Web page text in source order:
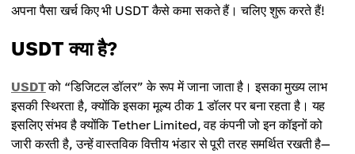
अपना पैसा खर्च किए भी USDT कैसे कमा सकते हैं। चलिए शुरू करते हैं!
USDT क्या है?
USDTको “डिजिटल डॉलर” के रूप में जाना जाता है। इसका मुख्य लाभ
इसकी स्थिरता है, क्योंकि इसका मूल्य ठीक 1 डॉलर पर बना रहता है। यह
इसलिए संभव है क्योंकि Tether Limited, वह कंपनी जो इन कॉइनों को
जारी करती है, उन्हें वास्तविक वित्तीय भंडार से पूरी तरह समर्थित रखती है—